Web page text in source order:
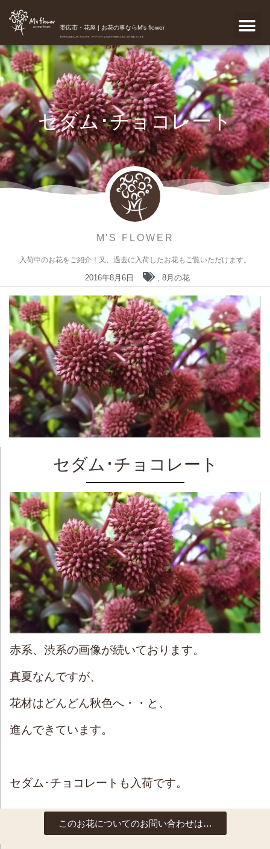
帯広市・花屋 | お花の事ならM's flower
帯広市のお花屋さんM's flowerです。フラワーギフトなどあなたの気持ちを真心こめて宅配いたします。
セダム･チョコレート
M'S FLOWER
入荷中のお花をご紹介！又、過去に入荷したお花もご覧いただけます。
2016年8月6日 , 8月の花
セダム･チョコレート
赤系、渋系の画像が続いております。
真夏なんですが、
花材はどんどん秋色へ・・と、
進んできています。
セダム･チョコレートも入荷です。
このお花についてのお問い合わせは…